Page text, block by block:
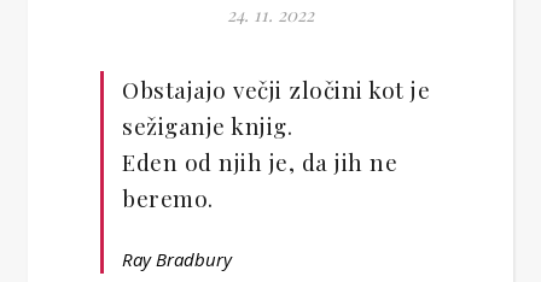
24. 11. 2022
Obstajajo večji zločini kot je
sežiganje knjig.
Eden od njih je, da jih ne
beremo.
Ray Bradbury